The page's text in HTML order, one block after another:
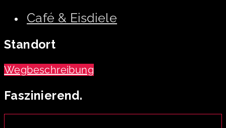
Café & Eisdiele
Standort
Wegbeschreibung
Faszinierend.